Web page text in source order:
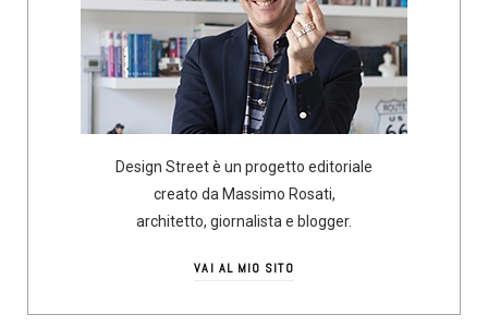
Design Street è un progetto editoriale
creato da Massimo Rosati,
architetto, giornalista e blogger.
VAI AL MIO SITO